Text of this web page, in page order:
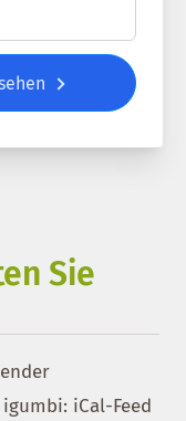
Sie
iCal-Feed